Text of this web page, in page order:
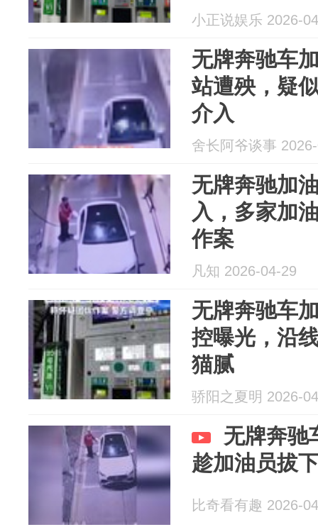
小正说娱乐 2026-
无牌奔驰车
站遭殃，疑
介入
舍长阿爷谈事
无牌奔驰加
入，多家加
作案
凡知 2026-04-29
无牌奔驰车
控曝光，沿
猫腻
骄阳之夏明 2026-
无牌奔驰
趁加油员拔
比奇看有趣 2026-